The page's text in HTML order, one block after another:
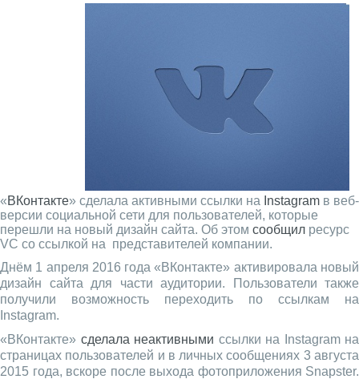
«ВКонтакте» сделала активными ссылки на Instagram в веб-
версии социальной сети для пользователей, которые
перешли на новый дизайн сайта. Об этом сообщил ресурс
VC со ссылкой на представителей компании.
Днём 1 апреля 2016 года «ВКонтакте» активировала новый
дизайн сайта для части аудитории. Пользователи также
получили возможность переходить по ссылкам на
Instagram.
«ВКонтакте» сделала неактивными ссылки на Instagram на
страницах пользователей и в личных сообщениях 3 августа
2015 года, вскоре после выхода фотоприложения Snapster.